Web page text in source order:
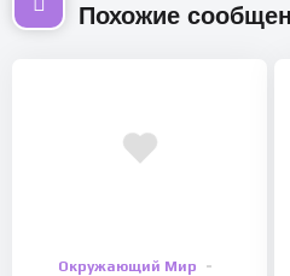
Похожие
Окружающий Мир